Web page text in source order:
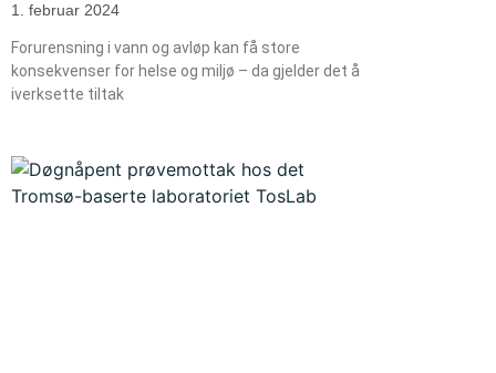
1. februar 2024
Forurensning i vann og avløp kan få store
konsekvenser for helse og miljø – da gjelder det å
iverksette tiltak